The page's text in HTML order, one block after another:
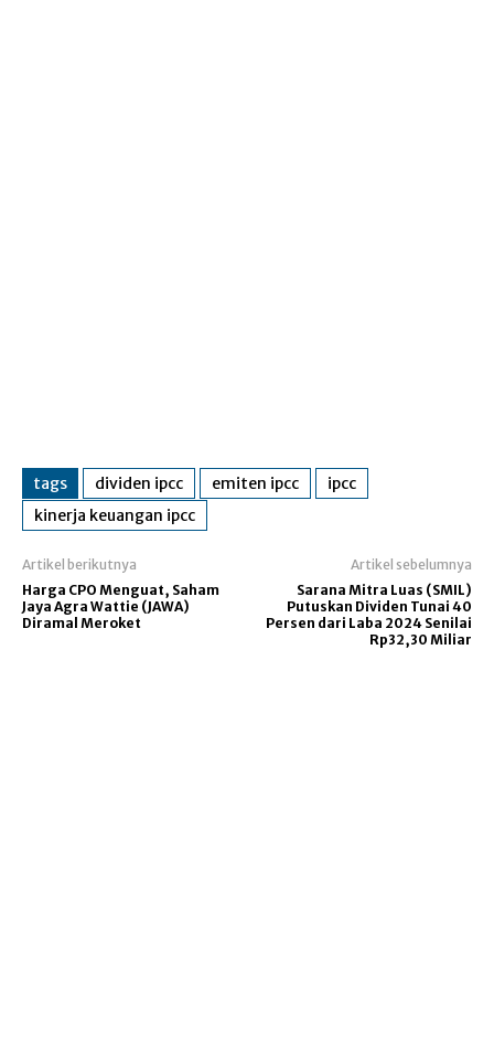
tags dividen ipcc emiten ipcc
ipcc
kinerja keuangan ipcc
Artikel berikutnya
Harga CPO Menguat, Saham
Jaya Agra Wattie (JAWA)
Diramal Meroket
Artikel sebelumnya
Sarana Mitra Luas (SMIL)
Putuskan Dividen Tunai 40
Persen dari Laba 2024 Senilai
Rp32,30 Miliar